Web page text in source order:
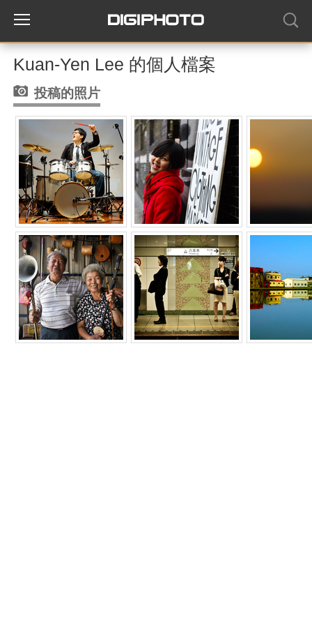
Kuan-Yen Lee 的個人檔案
投稿的照片